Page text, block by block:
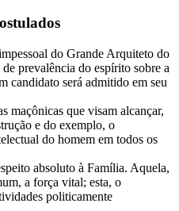
do Grande Arquiteto do
prevalência do espírito sobre a
candidato será admitido em seu
maçônicas que visam alcançar,
e do exemplo, o
do homem em todos os
absoluto à Família. Aquela,
a força vital; esta, o
politicamente